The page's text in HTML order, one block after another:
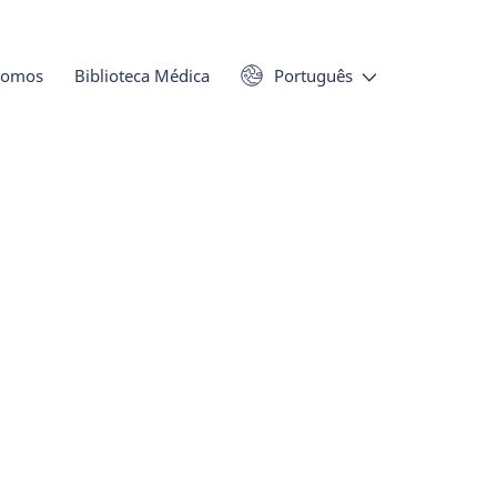
Biblioteca Médica Português